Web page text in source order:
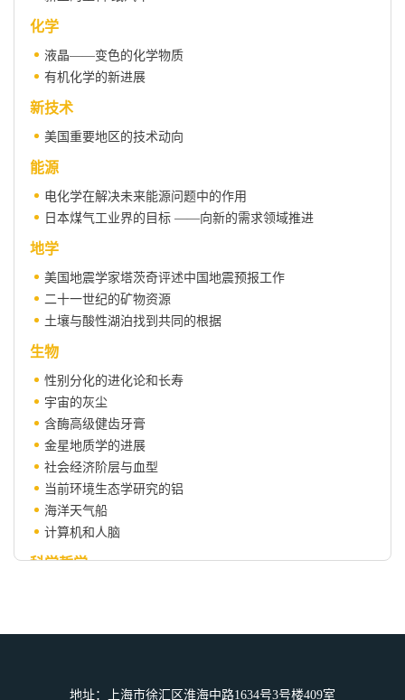
化学
液晶——变色的化学物质
有机化学的新进展
新技术
美国重要地区的技术动向
能源
电化学在解决未来能源问题中的作用
日本煤气工业界的目标 ——向新的需求领域推进
地学
美国地震学家塔茨奇评述中国地震预报工作
二十一世纪的矿物资源
土壤与酸性湖泊找到共同的根据
生物
性别分化的进化论和长寿
宇宙的灰尘
含酶高级健齿牙膏
金星地质学的进展
社会经济阶层与血型
当前环境生态学研究的铝
海洋天气船
计算机和人脑
科学哲学
地址：上海市徐汇区淮海中路1634号3号楼409室